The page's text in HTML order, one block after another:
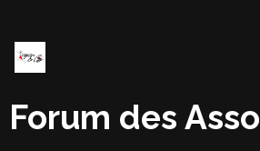
Forum des Asso